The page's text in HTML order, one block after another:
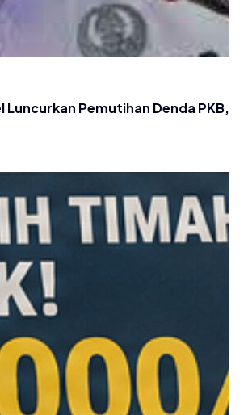
Luncurkan Pemutihan Denda PKB,